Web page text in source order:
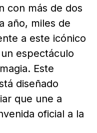
con más de dos
año, miles de
a este icónico
espectáculo
Este
diseñado
que une a
oficial a la